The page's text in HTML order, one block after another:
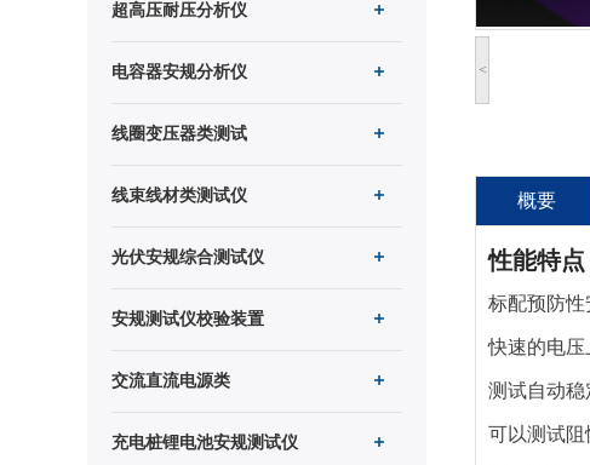
超高压耐压分析仪
电容器安规分析仪
线圈变压器类测试
线束线材类测试仪
光伏安规综合测试仪
安规测试仪校验装置
交流直流电源类
充电桩锂电池安规测试仪
<
概要
性能特点
标配预防性
快速的电压
测试自动
可以测试